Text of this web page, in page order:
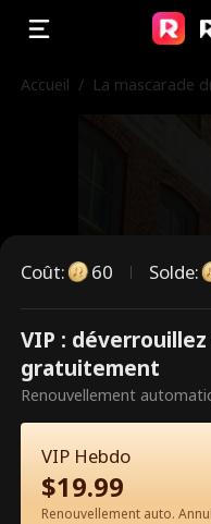
Accueil / La mascarade
Ce sont des
Coût: 60 Solde:
VIP :
gratuitement
Renouvellement
VIP Hebdo
$19.99
Renouvellement auto.